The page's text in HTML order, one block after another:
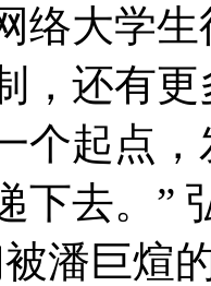
络大学
，还有
个起点
下去。”
潘巨煊